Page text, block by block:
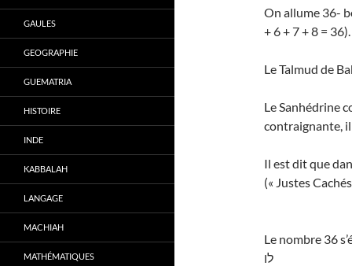
On allume 36-
+ 6 + 7 + 8 = 36).
Le Talmud de
Le Sanhédrine
contraignante,
Il est dit que
(« Justes
Le nombre 36
לו
GAULES
GEOGRAPHIE
GUEMATRIA
HISTOIRE
INDE
KABBALAH
LANGAGE
MACHIAH
MATHÉMATIQUES